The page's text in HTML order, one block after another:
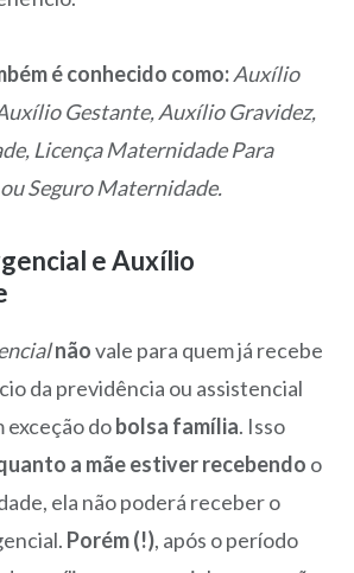
é conhecido como:Auxílio
Gestante, Auxílio Gravidez,
Licença Maternidade Para
Seguro Maternidade.
e Auxílio
nãovale para quem já recebe
da previdência ou assistencial
exceção dobolsa família. Isso
a mãe estiver recebendo o
ela não poderá receber o
Porém (!), após o período